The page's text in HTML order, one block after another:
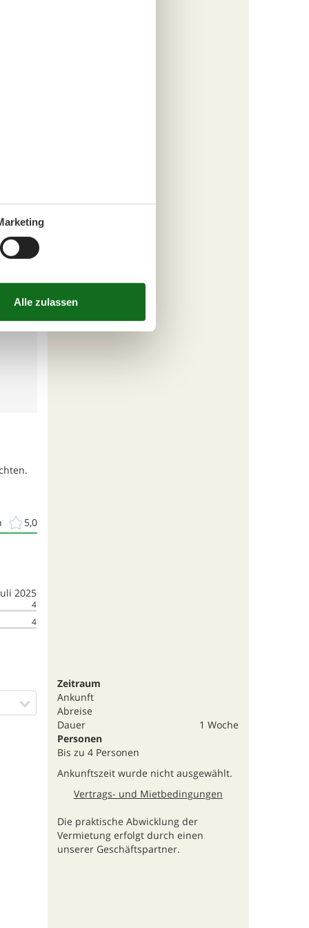
5,0
2025
4
4
Zeitraum
Ankunft
Abreise
Dauer
1 Woche
Personen
Bis zu 4 Personen
Ankunftszeit wurde nicht ausgewählt.
Vertrags- und Mietbedingungen
Die praktische Abwicklung der
Vermietung erfolgt durch einen
unserer Geschäftspartner.